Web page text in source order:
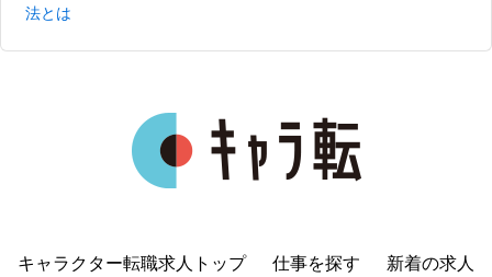
法とは
キャラクター転職求人トップ 仕事を探す
新着の求人